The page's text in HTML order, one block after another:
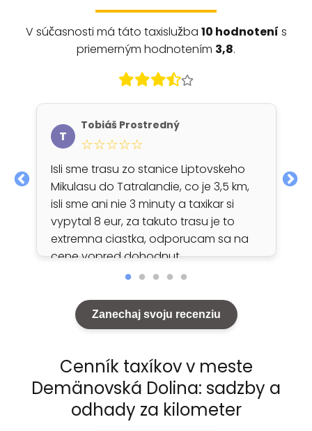
V súčasnosti má táto taxislužba 10 hodnotení s
priemerným hodnotením 3,8.
T
Tobiáš Prostredný
☆☆☆☆☆
Isli sme trasu zo stanice Liptovskeho
Mikulasu do Tatralandie, co je 3,5 km,
isli sme ani nie 3 minuty a taxikar si
vypytal 8 eur, za takuto trasu je to
extremna ciastka, odporucam sa na
cene vopred dohodnut.
Zanechaj svoju recenziu
Cenník taxíkov v meste
Demänovská Dolina: sadzby a
odhady za kilometer